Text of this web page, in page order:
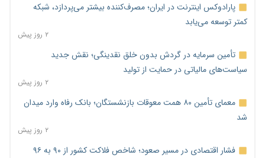
پارادوکس اینترنت در ایران؛ مصرف‌کننده بیشتر می‌پردازد، شبکه
کمتر توسعه می‌یابد
۲ روز پیش
تأمین سرمایه در گردش بدون خلق نقدینگی؛ نقش جدید
سیاست‌های مالیاتی در حمایت از تولید
۲ روز پیش
معمای تأمین ۸۰ همت معوقات بازنشستگان؛ بانک رفاه وارد میدان
شد
۲ روز پیش
فشار اقتصادی در مسیر صعود؛ شاخص فلاکت کشور از ۹۰ به ۹۶